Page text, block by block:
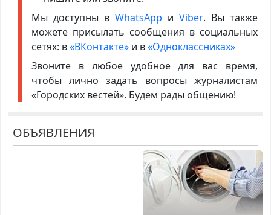
Мы доступны в WhatsApp иViber. Вы также
можете присылать сообщения в социальных
сетях: в«ВКонтакте»и в«Одноклассниках»
Звоните в любое удобное для вас время,
чтобы лично задать вопросы журналистам
«Городских вестей». Будем рады общению!
ОБЪЯВЛЕНИЯ